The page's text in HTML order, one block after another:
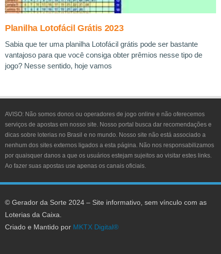
Planilha Lotofácil Grátis 2023
Sabia que ter uma planilha Lotofácil grátis pode ser bastante
vantajoso para que você consiga obter prêmios nesse tipo de
jogo? Nesse sentido, hoje vamos
AVISO: Não somos donos ou operadores de jogo online e não oferecemos
serviços de apostas em nosso site. Nosso portal busca dar recomendações e
dicas sobre loterias no Brasil e no mundo. Nosso site não está associado a
nenhum dos sites externos ligados a esta página. Não nos responsabilizamos
por quaisquer danos a que os usuários estejam sujeitos ao visitar estes links.
Ao fazer suas apostas use apenas os canais oficiais.
© Gerador da Sorte 2024 – Site informativo, sem vínculo com as
Loterias da Caixa.
Criado e Mantido por MKTX Digital®